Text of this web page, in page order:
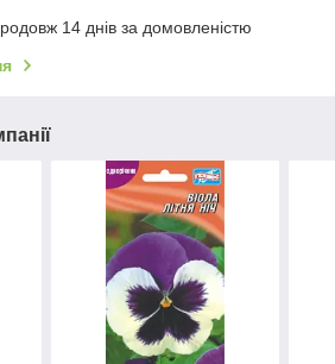
14 днів за домовленістю